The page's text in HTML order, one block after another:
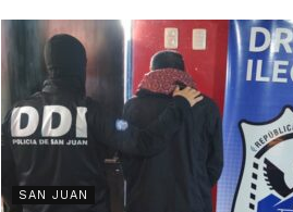
SAN JUAN